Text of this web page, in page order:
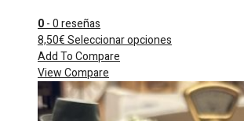
0- 0 reseñas
8,50€Seleccionar opciones
múltiples
variantes.
Add To Compare
View Compare